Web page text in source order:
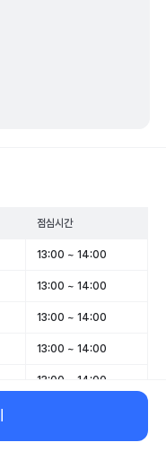
점심시간
13:00 ~ 14:00
13:00 ~ 14:00
13:00 ~ 14:00
13:00 ~ 14:00
13:00 ~ 14:00
-